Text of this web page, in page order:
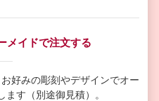
メイドで注文する
好みの彫刻やデザインでオー
ます（別途御見積）。